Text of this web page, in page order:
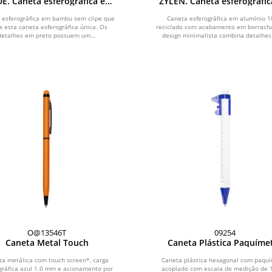
esferográfica em bambu sem clipe que
esta caneta esferográfica única. Os
em preto possuem um...
acabamento em
Caneta esferográfica em alumínio
reciclado com acabamento em
design minimalista combina
O@13546T
Caneta Metal Touch
metálica com touch screen*, carga
azul 1.0 mm e acionamento por
09254
Caneta Plástica
Caneta plástica hexagonal com
acoplado com escala de medição de